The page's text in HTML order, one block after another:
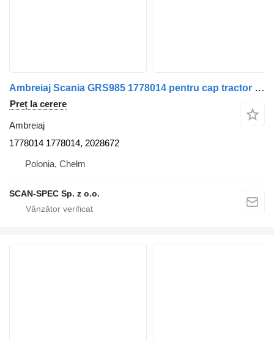
Ambreiaj Scania GRS985 1778014 pentru cap tractor Scania P R G T
Preț la cerere
Ambreiaj
1778014 1778014, 2028672
Polonia, Chełm
SCAN-SPEC Sp. z o.o.